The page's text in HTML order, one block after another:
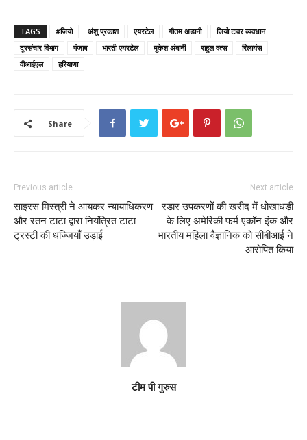
TAGS #जियो अंशु प्रकाश एयरटेल गौतम अडानी
जियो टावर व्यवधान
दूरसंचार विभाग
पंजाब भारती एयरटेल मुकेश अंबानी राहुल वत्स
रिलायंस
वीआईएल
हरियाणा
Share
Previous article
साइरस मिस्त्री ने आयकर न्यायाधिकरण
और रतन टाटा द्वारा नियंत्रित टाटा
ट्रस्टी की धज्जियाँ उड़ाई
Next article
रडार उपकरणों की खरीद में धोखाधड़ी
के लिए अमेरिकी फर्म एकॉन इंक और
भारतीय महिला वैज्ञानिक को सीबीआई ने
आरोपित किया
टीम पी गुरुस